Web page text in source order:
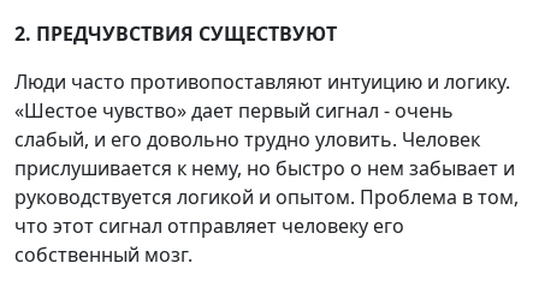
2. ПРЕДЧУВСТВИЯ СУЩЕСТВУЮТ
Люди часто противопоставляют интуицию и логику.
«Шестое чувство» дает первый сигнал - очень
слабый, и его довольно трудно уловить. Человек
прислушивается к нему, но быстро о нем забывает и
руководствуется логикой и опытом. Проблема в том,
что этот сигнал отправляет человеку его
собственный мозг.